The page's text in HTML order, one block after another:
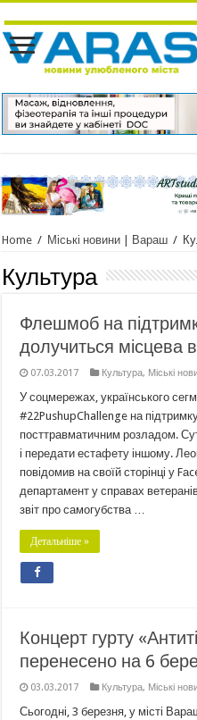
Home / Міські новини | Вараш /
Культура
Флешмоб на
долучиться місцева
07.03.2017 Культура, Міські
У соцмережах, українського
#22PushupChallenge на
посттравматичним розладом.
і передати естафету іншому.
повідомив на своїй сторінці у
департамент у справах
звіт про самогубства …
Детальніше »
Концерт гурту
перенесено на 6
03.03.2017 Культура, Міські
Сьогодні, 3 березня, у місті